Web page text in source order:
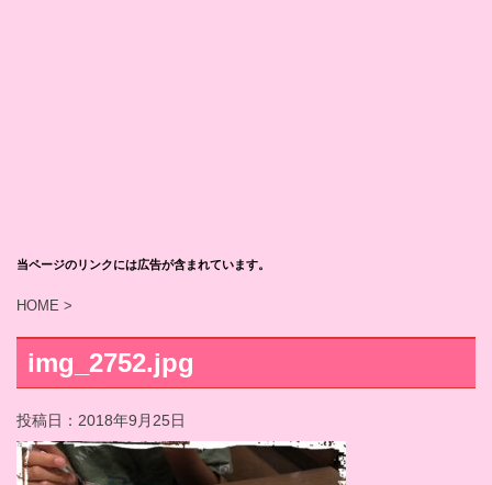
当ページのリンクには広告が含まれています。
HOME >
img_2752.jpg
投稿日： 2018年9月25日